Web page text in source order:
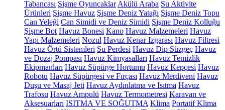
Tabancası Şişme Oyuncaklar Akülü Araba Su Aktivite
Ürünleri Şişme Havuz Şişme Deniz Yatağı Şişme Deniz Topu
Can Yeleği Can Simidi ve Deniz Simidi Şişme Deniz Kolluğu
Şişme Bot Havuz Bonesi Kano Havuz Malzemeleri Havuz
Yapı Malzemeleri Nozul Havuz Kenar Izgarası Havuz Filtresi
Havuz Örtü Sistemleri Su Perdesi Havuz Dip Süzgeç Havuz
ve Dozaj Pompası Havuz Kimyasalları Havuz Temizlik
Ekipmanları Havuz Süpürge Hortumu Havuz Kepçesi Havuz
Robotu Havuz Süpürgesi ve Fırçası Havuz Merdiveni Havuz
Duşu ve Masaj Jeti Havuz Aydınlatma ve Isıtma Havuz
Trafosu Havuz Ampulü Havuz Termometresi Karavan ve
Aksesuarları ISITMA VE SOĞUTMA Klima Portatif Klima